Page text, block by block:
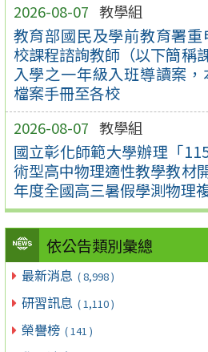
2026-08-07 教學組
教育部國民及學前教育署
校課程諮詢教師（以下簡稱
入學之一年級入班導讀案
檔案手冊至各校
2026-08-07 教學組
國立彰化師範大學辦理「
術型高中物理適性教學教材
年度全國高三暑假學測物理
依公告類別彙總
最新消息 ( 8,998 )
研習訊息 ( 1,110 )
榮譽榜 ( 141 )